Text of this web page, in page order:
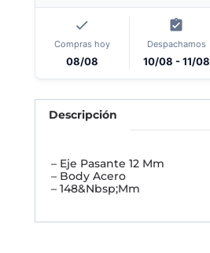
Compras hoy
08/08
Despachamos
10/08 - 11/08
Descripción
– Eje Pasante 12 Mm
– Body Acero
– 148&Nbsp;Mm